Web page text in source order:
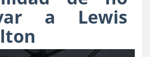
a Lewis